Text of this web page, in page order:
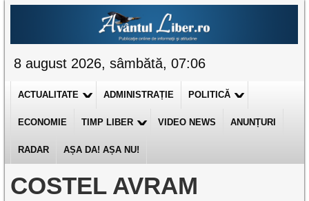
8 august 2026, sâmbătă, 07:06
ACTUALITATE ADMINISTRAȚIE POLITICĂ
ECONOMIE TIMP LIBER VIDEO NEWS ANUNȚURI
RADAR AȘA DA! AȘA NU!
COSTEL AVRAM